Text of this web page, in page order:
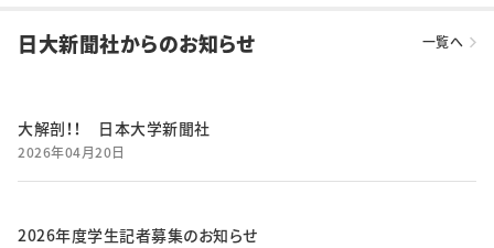
日大新聞社からのお知らせ 一覧へ
大解剖！！ 日本大学新聞社
2026年04月20日
2026年度学生記者募集のお知らせ